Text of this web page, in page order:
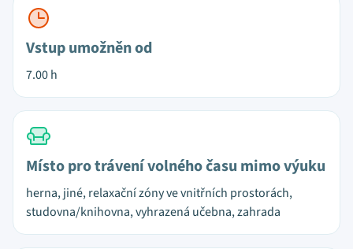
Vstup umožněn od
7.00 h
Místo pro trávení volného času mimo výuku
herna, jiné, relaxační zóny ve vnitřních prostorách,
studovna/knihovna, vyhrazená učebna, zahrada